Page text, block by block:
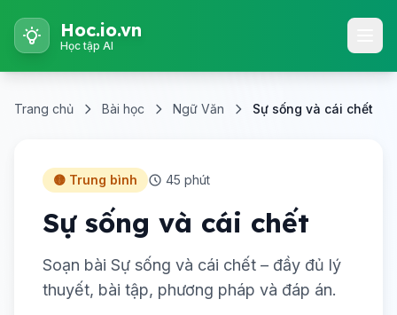
Hoc.io.vn
Học tập AI
Trang chủ Bài học Ngữ Văn Sự sống và cái chết
🟡 Trung bình 45 phút
Sự sống và cái chết
Soạn bài Sự sống và cái chết – đầy đủ lý
thuyết, bài tập, phương pháp và đáp án.